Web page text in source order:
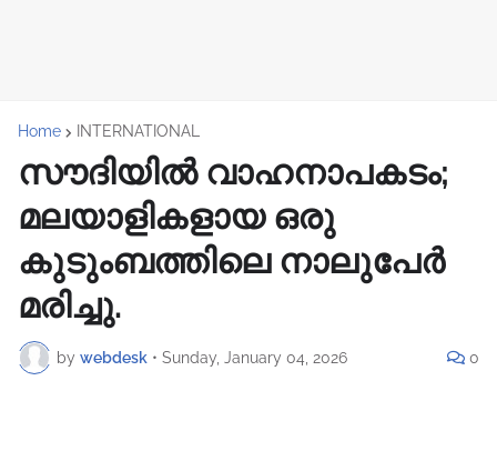
Home INTERNATIONAL
സൗദിയിൽ വാഹനാപകടം;
മലയാളികളായ ഒരു
കുടുംബത്തിലെ നാലുപേർ
മരിച്ചു.
by webdesk • Sunday, January 04, 2026 0